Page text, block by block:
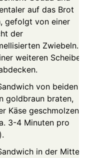
auf das Brot
gefolgt von einer
der
Zwiebeln.
weiteren Scheibe
von beiden
goldbraun braten,
Käse geschmolzen
3-4 Minuten pro
in der Mitte